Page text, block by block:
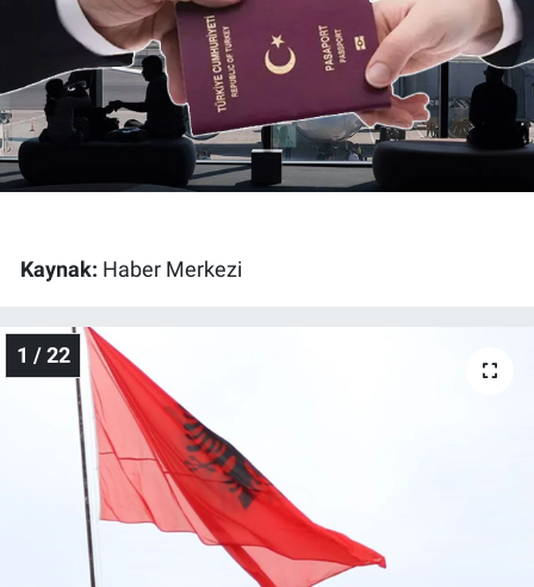
Kaynak: Haber Merkezi
1 / 22
Ekonomi
Forum
Gerçeğin İzinde
Gün Başlıyor
Gün Bitiyor
Gündem Özel
Günün görüntüsü
Haber
İlan